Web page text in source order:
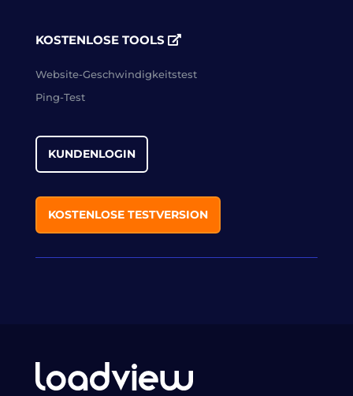
KOSTENLOSE TOOLS
Website-Geschwindigkeitstest
Ping-Test
KUNDENLOGIN
KOSTENLOSE TESTVERSION